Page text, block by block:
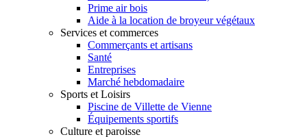
Prime air bois
Aide à la location de broyeur végétaux
Services et commerces
Commerçants et artisans
Santé
Entreprises
Marché hebdomadaire
Sports et Loisirs
Piscine de Villette de Vienne
Équipements sportifs
Culture et paroisse